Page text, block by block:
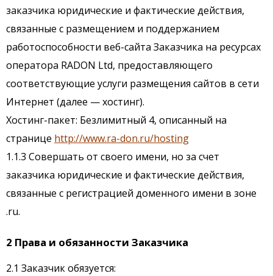
заказчика юридические и фактические действия,
связанные с размещением и поддержанием
работоспособности веб-сайта Заказчика на ресурсах
оператора RADON Ltd, предоставляющего
соответствующие услуги размещения сайтов в сети
Интернет (далее — хостинг).
Хостинг-пакет: Безлимитный 4, описанный на
странице http://www.ra-don.ru/hosting
1.1.3 Совершать от своего имени, но за счет
заказчика юридические и фактические действия,
связанные с регистрацией доменного имени в зоне
.ru.
2 Права и обязанности Заказчика
2.1 Заказчик обязуется: